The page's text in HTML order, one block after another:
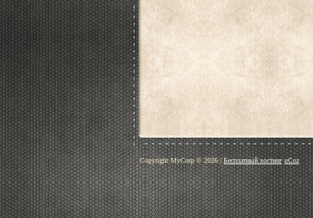
Copyright MyCorp © 2026|Бесплатный хостинг uCoz